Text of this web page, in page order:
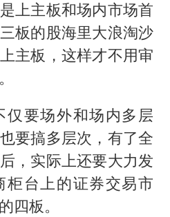
白海豚最新路径研判来了
船舶避风项目停工 多地全力防台风
编制完成新版全月地质图
男子结婚8年发现3个女儿均非亲生
消费新图景｜多举措提升消费体验 释放夏日经济活力
开新局 实干挑大梁
上主板和场内市场首
板的股海里大浪淘沙
主板，这样才不用审
仅要场外和场内多层
要搞多层次，有了全
，实际上还要大力发
柜台上的证券交易市
四板。